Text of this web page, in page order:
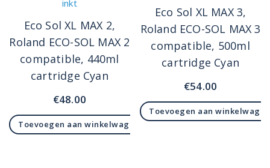
Eco Sol XL MAX 2,
Roland ECO-SOL MAX 2
compatible, 440ml
cartridge Cyan
€48.00
Toevoegen aan winkelwagen
Eco Sol XL MAX 3,
Roland ECO-SOL MAX 3
compatible, 500ml
cartridge Cyan
€54.00
Toevoegen aan winkelwagen